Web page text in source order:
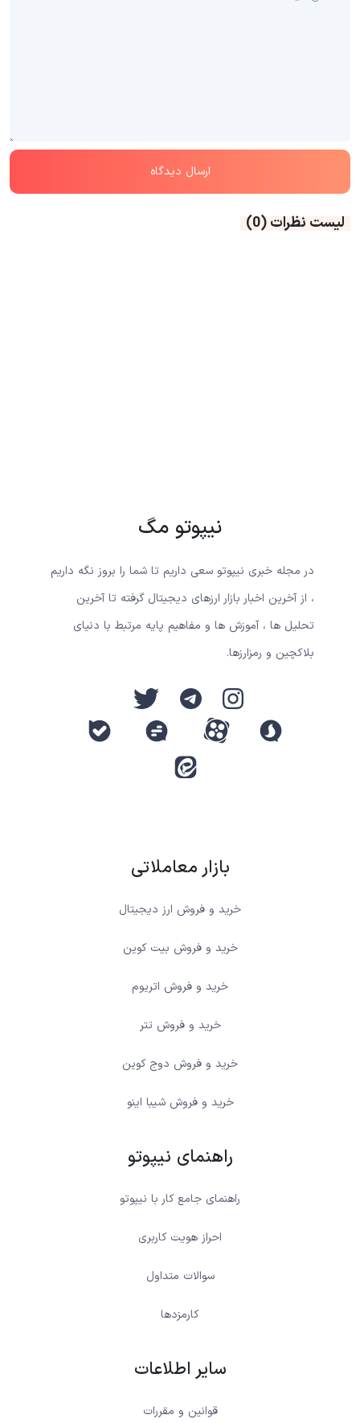
لیست نظرات(0)
نیپوتو مگ
در مجله خبری نیپوتو سعی داریم تا شما را بروز نگه داریم
، از آخرین اخبار بازار ارزهای دیجیتال گرفته تا آخرین
تحلیل ها ، آموزش ها و مفاهیم پایه مرتبط با دنیای
بلاکچین و رمزارزها.
بازار معاملاتی
خرید و فروش ارز دیجیتال
خرید و فروش بیت کوین
خرید و فروش اتریوم
خرید و فروش تتر
خرید و فروش دوج کوین
خرید و فروش شیبا اینو
راهنمای نیپوتو
راهنمای جامع کار با نیپوتو
احراز هویت کاربری
سوالات متداول
کارمزدها
سایر اطلاعات
قوانین و مقررات